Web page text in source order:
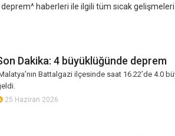
haberleri ile ilgili tüm sıcak
Dakika: 4 büyüklüğünde deprem
Battalgazi ilçesinde saat 16.22’de 4.0
25 Haziran 2026